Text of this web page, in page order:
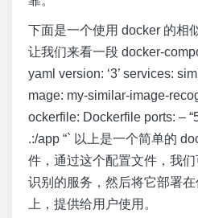
下面是一个使用 docker 的相
让我们来看一段 docker-
yaml version: ‘3’ services:
mage: my-similar-image-
ockerfile: Dockerfile ports: –
.:/app “` 以上是一个简单的
件，通过这个配置文件，我
识别的服务，然后将它部署
上，提供给用户使用。